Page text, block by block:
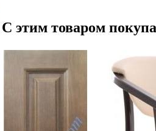
С этим товаром